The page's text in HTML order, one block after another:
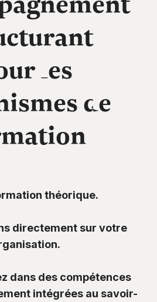
les
de
théorique.
directement sur votre
dans des compétences
intégrées au savoir-